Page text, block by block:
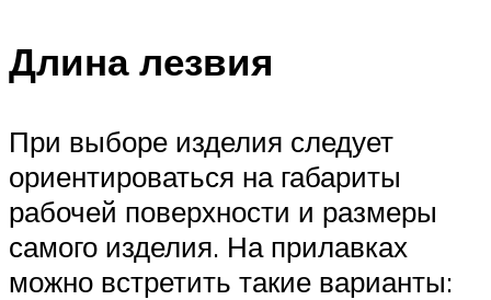
Длина лезвия
При выборе изделия следует
ориентироваться на габариты
рабочей поверхности и размеры
самого изделия. На прилавках
можно встретить такие варианты: